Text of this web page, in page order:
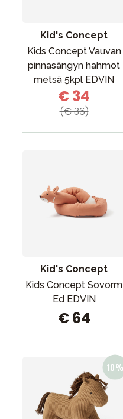
Kid's Concept
Kids Concept Vauvan
pinnasängyn hahmot
metsä 5kpl EDVIN
€ 34
(€ 36)
Kid's Concept
Kids Concept Sovorm
Ed EDVIN
€ 64